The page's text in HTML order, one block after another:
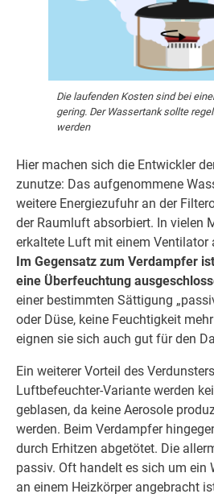
Die laufenden Kosten sind bei
gering. Der Wassertank sollte
werden
Hier machen sich die Entwickler
zunutze: Das aufgenommene
weitere Energiezufuhr an der
der Raumluft absorbiert. In vielen
erkaltete Luft mit einem Ventilator
Im Gegensatz zum Verdampfer
eine Überfeuchtung
einer bestimmten Sättigung
oder Düse, keine Feuchtigkeit
eignen sie sich auch gut für den
Ein weiterer Vorteil des
Luftbefeuchter-Variante werden
geblasen, da keine Aerosole
werden. Beim Verdampfer
durch Erhitzen abgetötet. Die
passiv. Oft handelt es sich um ein
an einem Heizkörper angebracht